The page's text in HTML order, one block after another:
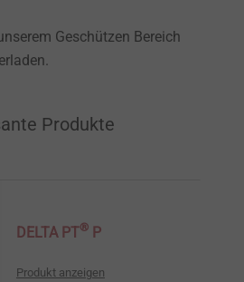
Geschützen Bereich
Produkte
DELTA PT®P
Produkt anzeigen